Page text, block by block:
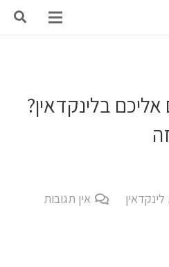
אליכם בלינקדאין?
אין תגובות